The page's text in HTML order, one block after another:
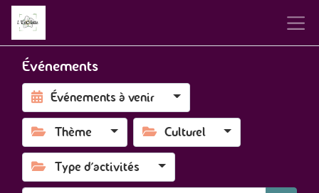
Événements
Événements à venir
Thème Culturel
Type d'activités